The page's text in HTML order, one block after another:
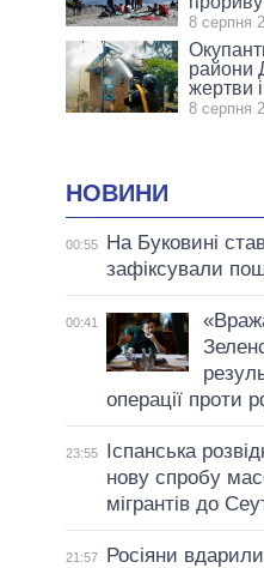
8 серпня
райони
жертви
8 серпня
НОВИНИ
00:55
На Буковині
зафіксували
00:41
операції проти
23:55
Іспанська
нову спробу
мігрантів до
21:57
Росіяни